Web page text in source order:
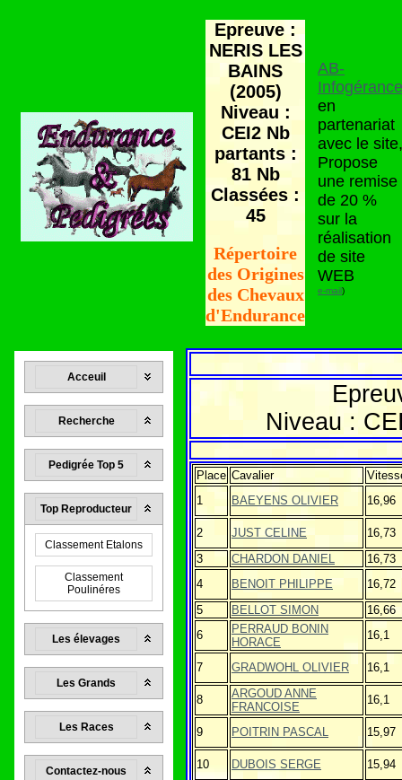
Epreuve :
NERIS LES
BAINS
(2005)
Niveau :
CEI2 Nb
partants :
81 Nb
Classées :
45
Répertoire
des Origines
des Chevaux
d'Endurance
AB-
Infogérance
en
partenariat
avec le site,
Propose
une remise
de 20 %
sur la
réalisation
de site
WEB
e-mail)
Acceuil
Recherche
Pedigrée Top 5
Top Reproducteur
Classement Etalons
Classement
Poulinéres
Les élevages
Les Grands
Les Races
Contactez-nous
Niveau :
Place Cavalier
1
BAEYENS OLIVIER 16,96
2 JUST CELINE
16,73
3
CHARDON DANIEL
16,73
4
BENOIT PHILIPPE
16,72
5
BELLOT SIMON
16,66
6
PERRAUD BONIN
HORACE
16,1
7 GRADWOHL OLIVIER 16,1
8
ARGOUD ANNE
FRANCOISE
16,1
9 POITRIN PASCAL 15,97
10 DUBOIS SERGE 15,94